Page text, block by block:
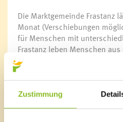
Zustimmung
Die Marktgemeinde Frastanz
Monat (Verschiebungen
für Menschen mit
Frastanz leben Menschen
Fraschtner Treff bietet Raum,
Unternehmungen kennen zu
unsichtbare Grenzen zu
ReferentInnen berichten über
und gesundheitliche Themen,